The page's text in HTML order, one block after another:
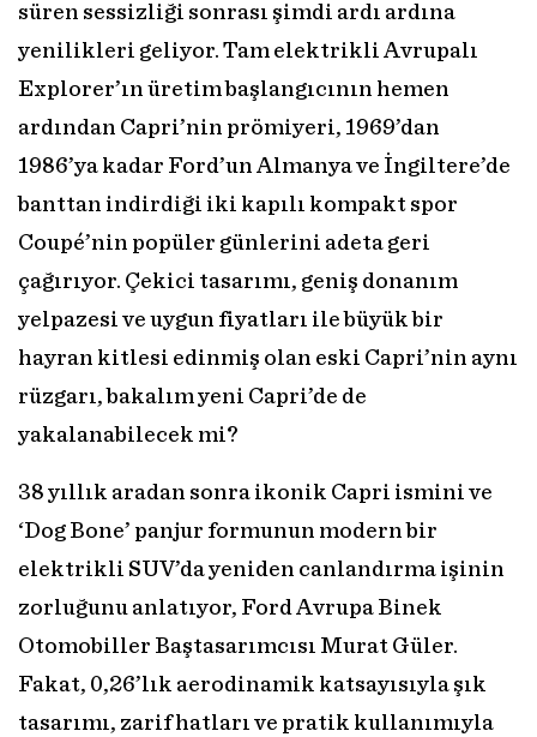
süren sessizliği sonrası şimdi ardı ardına
yenilikleri geliyor. Tam elektrikli Avrupalı
Explorer’ın üretim başlangıcının hemen
ardından Capri’nin prömiyeri, 1969’dan
1986’ya kadar Ford’un Almanya ve İngiltere’de
banttan indirdiği iki kapılı kompakt spor
Coupé’nin popüler günlerini adeta geri
çağırıyor. Çekici tasarımı, geniş donanım
yelpazesi ve uygun fiyatları ile büyük bir
hayran kitlesi edinmiş olan eski Capri’nin aynı
rüzgarı, bakalım yeni Capri’de de
yakalanabilecek mi?
38 yıllık aradan sonra ikonik Capri ismini ve
‘Dog Bone’ panjur formunun modern bir
elektrikli SUV’da yeniden canlandırma işinin
zorluğunu anlatıyor, Ford Avrupa Binek
Otomobiller Baştasarımcısı Murat Güler.
Fakat, 0,26’lık aerodinamik katsayısıyla şık
tasarımı, zarif hatları ve pratik kullanımıyla